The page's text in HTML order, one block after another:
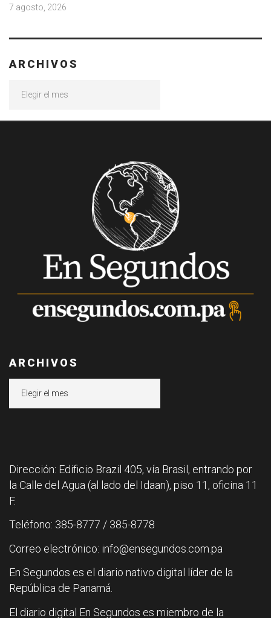
7 agosto, 2026
ARCHIVOS
ARCHIVOS
Dirección: Edificio Brazil 405, vía Brasil, entrando por
la Calle del Agua (al lado del Idaan), piso 11, oficina 11
F.
Teléfono: 385-8777 / 385-8778
Correo electrónico: info@ensegundos.com.pa
En Segundos es el diario nativo digital líder de la
República de Panamá.
El diario digital En Segundos es miembro de la